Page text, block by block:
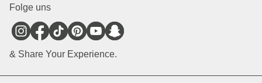
Folge uns
& Share Your Experience.